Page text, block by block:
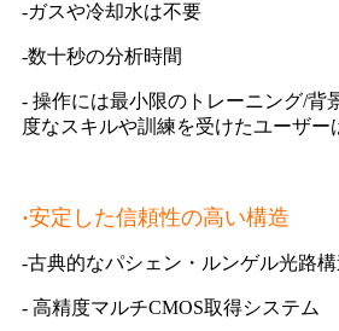
-ガスや冷却水は不要
-数十秒の分析時間
- 操作には最小限のトレーニング/背
度なスキルや訓練を受けたユーザー
·安定した信頼性の高い構造
-古典的なパシェン・ルンゲル光路構
- 高精度マルチCMOS取得システム